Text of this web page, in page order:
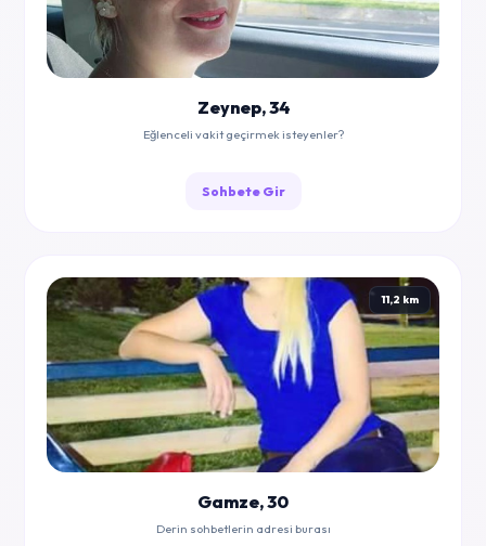
Zeynep, 34
Eğlenceli vakit geçirmek isteyenler?
Sohbete Gir
11,2 km
Gamze, 30
Derin sohbetlerin adresi burası